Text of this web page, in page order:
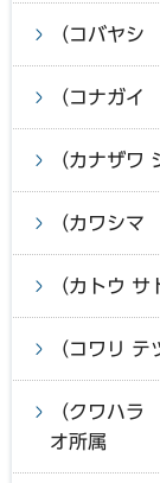
（コバヤ
（コナガ
（カナザワ
（カワシ
（カトウ
（コワリ
（クワハ
オ所属